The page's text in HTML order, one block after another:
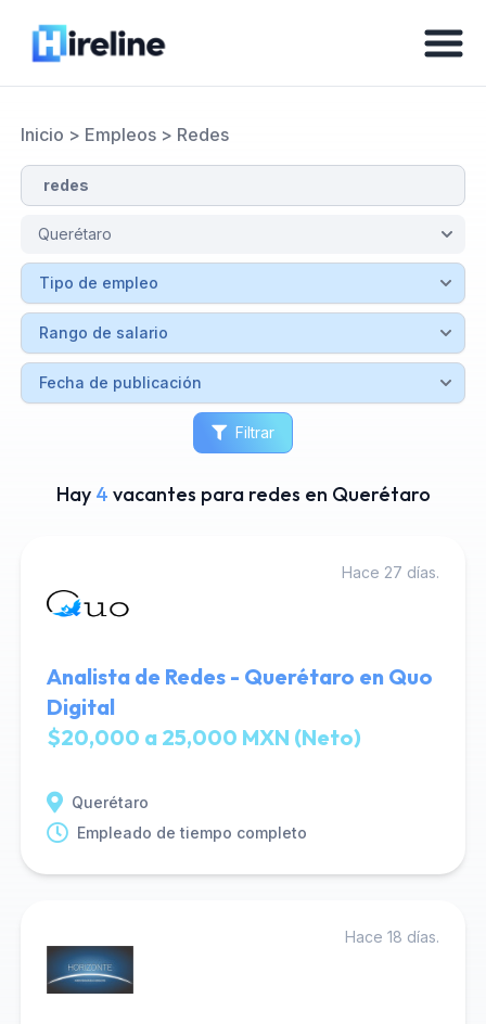
Inicio > Empleos> Redes
Filtrar
Hay 4 vacantes para redes en Querétaro
Hace 27 días.
Analista de Redes - Querétaro en Quo
Digital
$20,000 a 25,000 MXN (Neto)
Querétaro
Empleado de tiempo completo
Hace 18 días.